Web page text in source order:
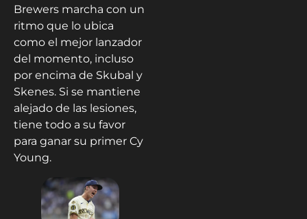
Brewers marcha con un
ritmo que lo ubica
como el mejor lanzador
del momento, incluso
por encima de Skubal y
Skenes. Si se mantiene
alejado de las lesiones,
tiene todo a su favor
para ganar su primer Cy
Young.